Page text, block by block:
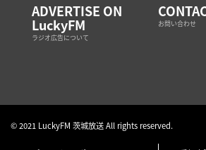
ADVERTISE ON
LuckyFM
ラジオ広告について
お問い合わせ
© 2021 LuckyFM 茨城放送 All rights reserved.